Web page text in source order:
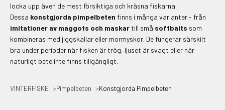
locka upp även de mest försiktiga och kräsna fiskarna.
Dessa konstgjorda pimpelbeten finns i många varianter - från
imitationer av maggots och maskar till små softbaits som
kombineras med jiggskallar eller mormyskor. De fungerar särskilt
bra under perioder när fisken är trög, ljuset är svagt eller när
naturligt bete inte finns tillgängligt.
VINTERFISKE Pimpelbeten Konstgjorda Pimpelbeten